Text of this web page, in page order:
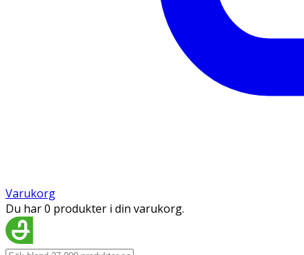
Varukorg
Du har 0 produkter i din varukorg.